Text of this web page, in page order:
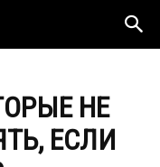
НЕ
ЕСЛИ